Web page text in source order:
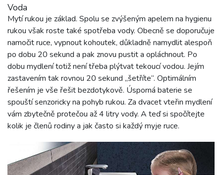
Voda
Mytí rukou je základ. Spolu se zvýšeným apelem na hygienu
rukou však roste také spotřeba vody. Obecně se doporučuje
namočit ruce, vypnout kohoutek, důkladně namydlit alespoň
po dobu 20 sekund a pak znovu pustit a opláchnout. Po
dobu mydlení totiž není třeba plýtvat tekoucí vodou. Jejím
zastavením tak rovnou 20 sekund „šetříte“. Optimálním
řešením je vše řešit bezdotykově. Úsporná baterie se
spouští senzoricky na pohyb rukou. Za dvacet vteřin mydlení
vám zbytečně protečou až 4 litry vody. A teď si spočítejte
kolik je členů rodiny a jak často si každý myje ruce.